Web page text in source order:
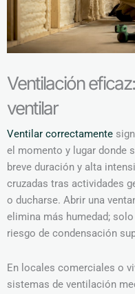
Ventilación
ventilar
Ventilar correctamente
el momento y lugar donde
breve duración y alta
cruzadas tras actividades
o ducharse. Abrir una
elimina más humedad;
riesgo de condensación
En locales comerciales o
sistemas de ventilación